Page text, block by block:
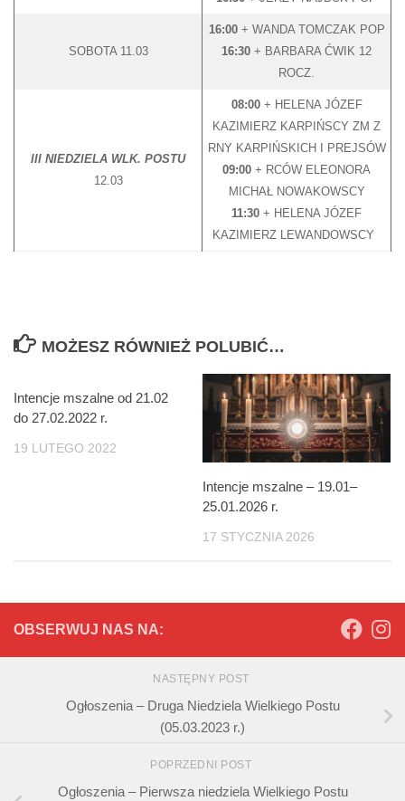
SOBOTA 11.03
16:00 + WANDA TOMCZAK POP
16:30 + BARBARA ĆWIK 12
ROCZ.
III NIEDZIELA WLK. POSTU
12.03
08:00 + HELENA JÓZEF
KAZIMIERZ KARPIŃSCY ZM Z
RNY KARPIŃSKICH I PREJSÓW
09:00 + RCÓW ELEONORA
MICHAŁ NOWAKOWSCY
11:30 + HELENA JÓZEF
KAZIMIERZ LEWANDOWSCY
MOŻESZ RÓWNIEŻ POLUBIĆ…
Intencje mszalne od 21.02
do 27.02.2022 r.
19 LUTEGO 2022
Intencje mszalne – 19.01–
25.01.2026 r.
17 STYCZNIA 2026
OBSERWUJ NAS NA:
NASTĘPNY POST
Ogłoszenia – Druga Niedziela Wielkiego Postu
(05.03.2023 r.)
POPRZEDNI POST
Ogłoszenia – Pierwsza niedziela Wielkiego Postu